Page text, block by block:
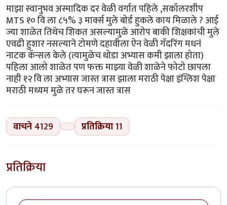
माझा स्वानुभव अस्मादिक दर वेळी वर्गात पहिले ,सकॉलरशीप
MTS १० वि ला ८५% ३ मार्क्स मुले बोर्ड हुकले काय मिळाले ? आई
ज्या शाळेत तिथेच शिकत असल्यामुळे आरोप बाकी शिक्षकांची मुले
एवढी हुशार नसल्याने टोमणे दहावीला ऐन वेळी गॅदरिंग मधनं
नाटक कॅन्सल केले (त्यामुळेच थोडा अभ्यास कमी झाला होता)
पहिला आलो शाळेत पण फक्त माझ्या वेळी शाळेने फोटो छापला
नाही १२ वि ला अभ्यास जास्त त्रास झाला मराठी पेक्षा इंग्लिश पेक्षा
मराठी मध्यम मुळे तर घरून जास्त त्रास
वाचने 4129 प्रतिक्रिया11
प्रतिक्रिया